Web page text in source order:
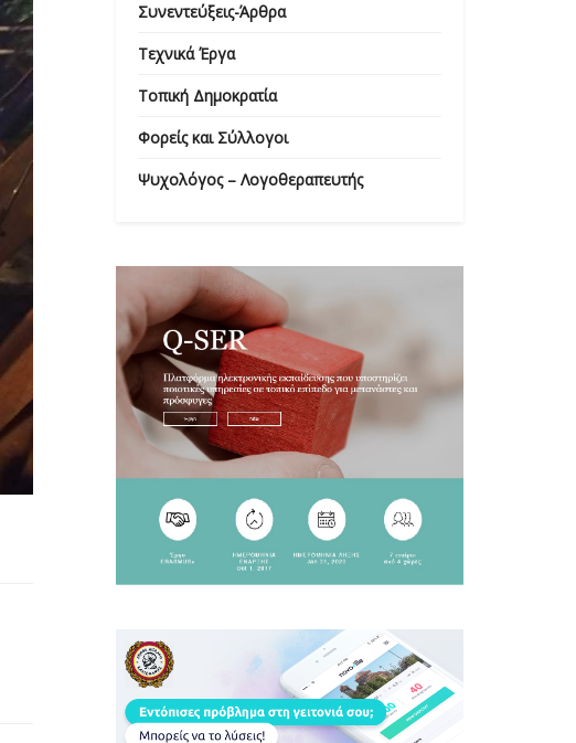
Συνεντεύξεις-Άρθρα
Τεχνικά Έργα
Τοπική Δημοκρατία
Φορείς και Σύλλογοι
Ψυχολόγος – Λογοθεραπευτής